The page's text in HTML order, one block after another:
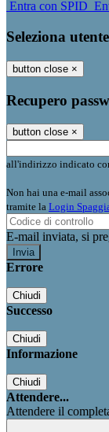
Entra con SPID
Seleziona utente
button close ×
Recupero
button close ×
all'indirizzo indicato
Non hai una e-mail
tramite la Login
E-mail inviata, si
Errore
Chiudi
Successo
Chiudi
Informazione
Chiudi
Attendere...
Attendere il